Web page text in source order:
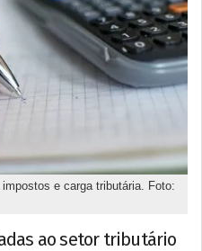
e carga tributária. Foto:
ao setor tributário